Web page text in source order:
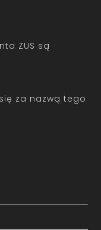
ZUS są
za nazwą tego